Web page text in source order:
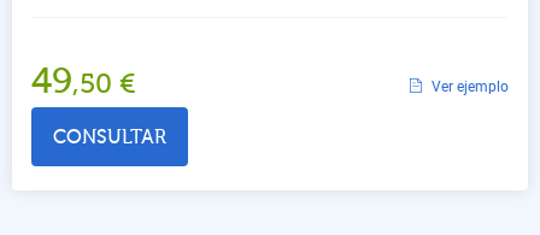
49,50 € Ver ejemplo
CONSULTAR